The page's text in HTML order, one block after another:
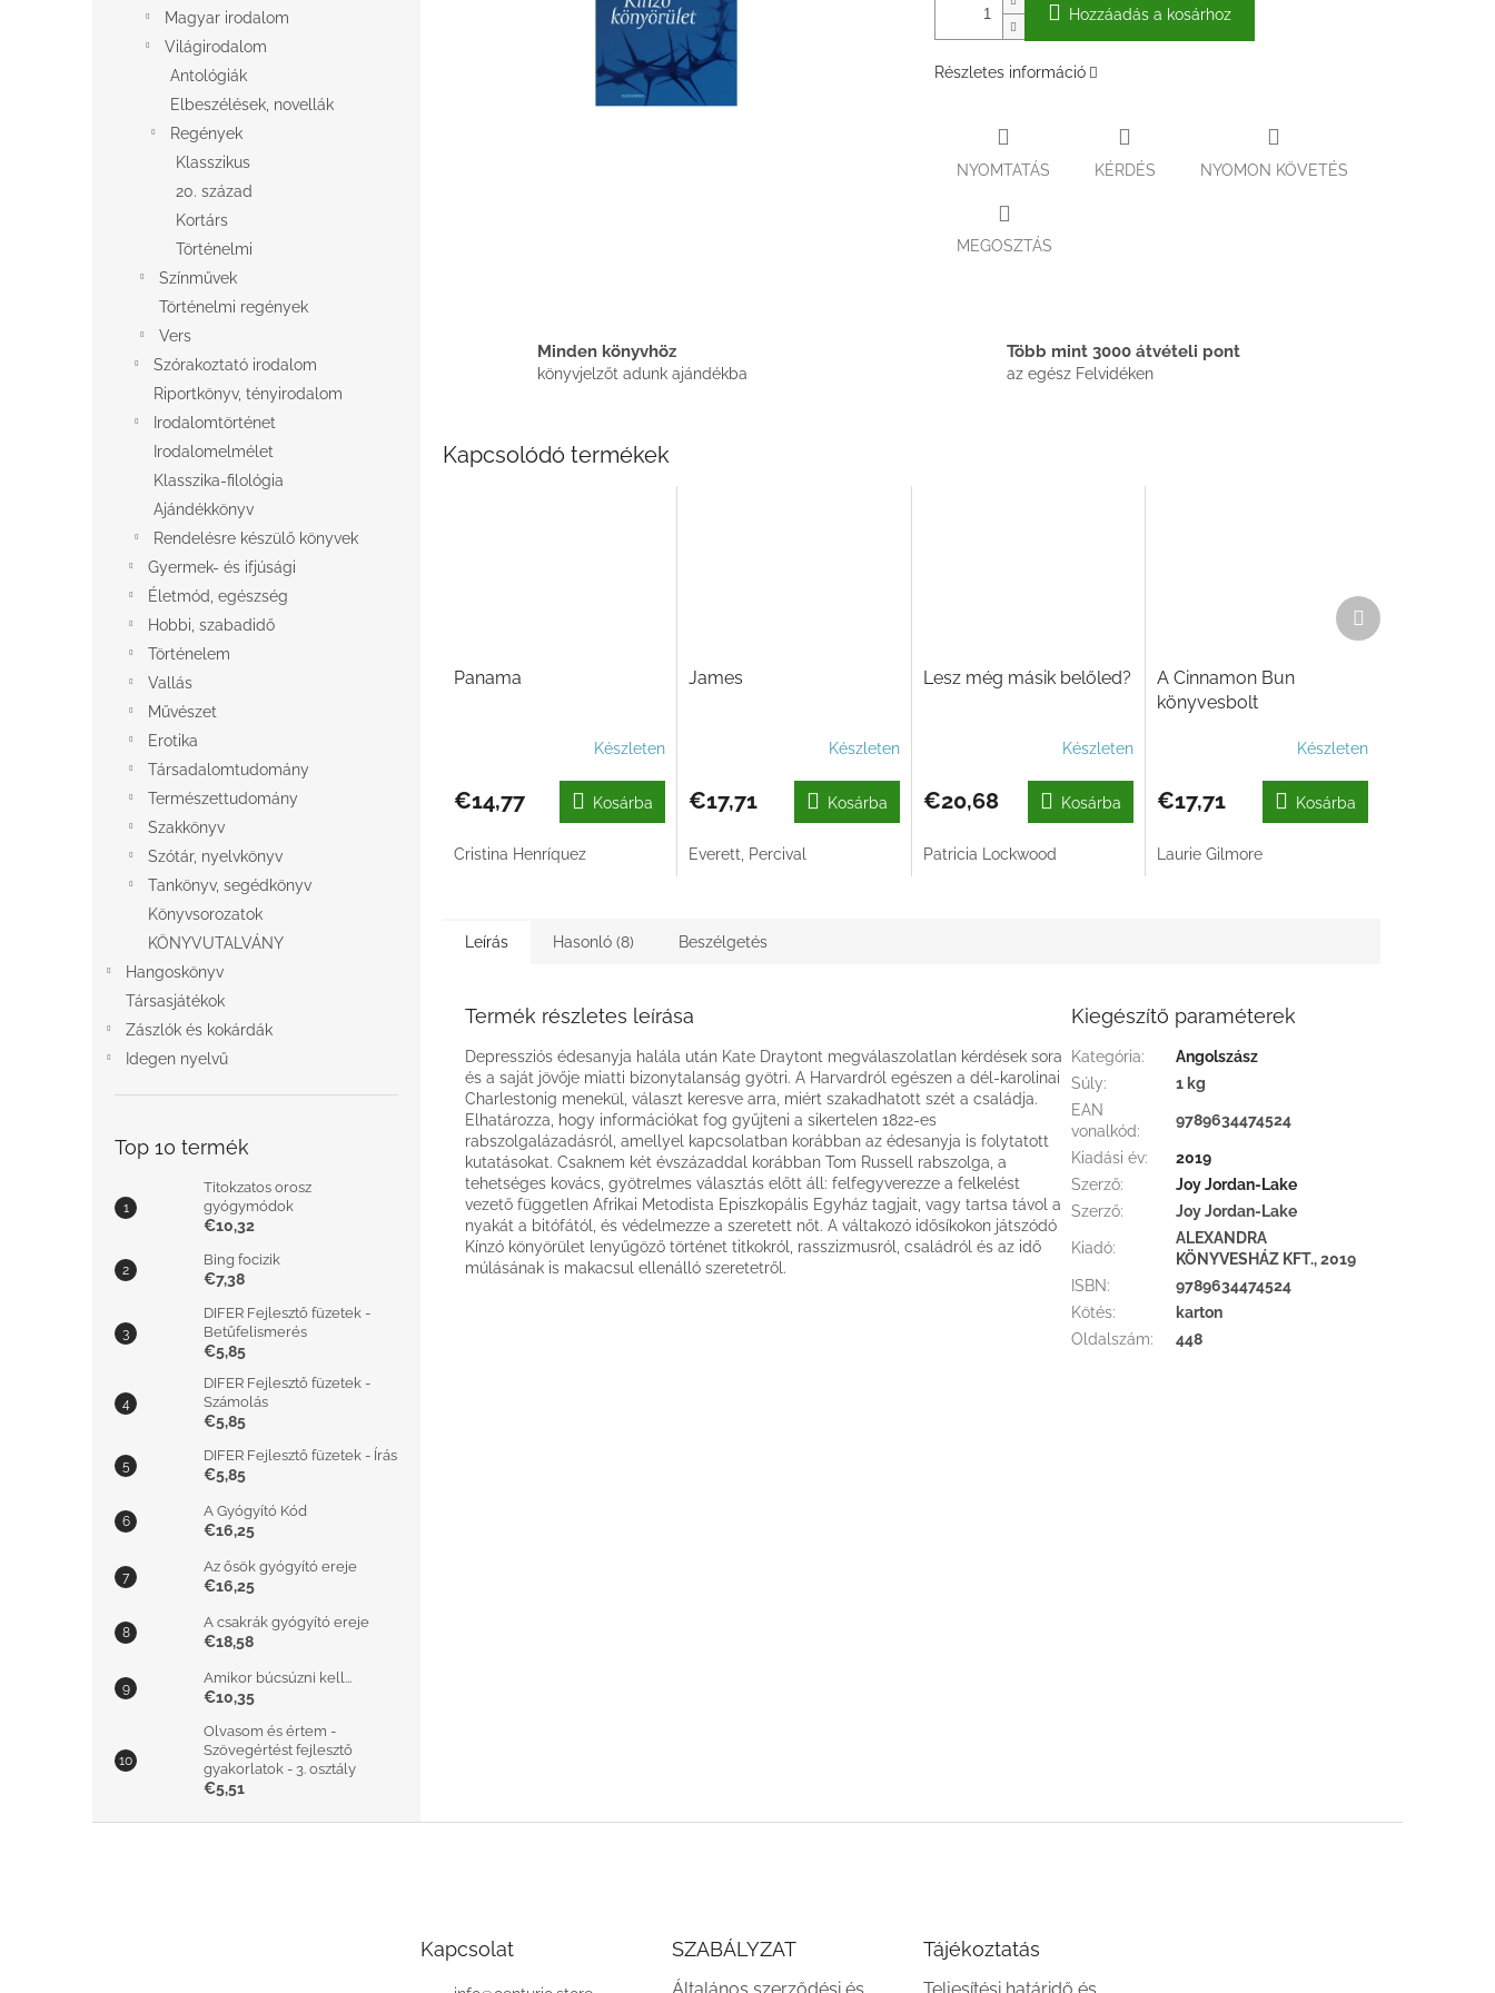
Magyar irodalom
Világirodalom
Antológiák
Elbeszélések, novellák
Regények
Klasszikus
20. század
Kortárs
Történelmi
Színművek
Történelmi regények
Vers
Szórakoztató irodalom
Riportkönyv, tényirodalom
Irodalomtörténet
Irodalomelmélet
Klasszika-filológia
Ajándékkönyv
Rendelésre készülő könyvek
Gyermek- és ifjúsági
Életmód, egészség
Hobbi, szabadidő
Történelem
Vallás
Művészet
Erotika
Társadalomtudomány
Természettudomány
Szakkönyv
Szótár, nyelvkönyv
Tankönyv, segédkönyv
Könyvsorozatok
KÖNYVUTALVÁNY
Hangoskönyv
Társasjátékok
Zászlók és kokárdák
Idegen nyelvű
Top 10 termék
Titokzatos orosz
gyógymódok
€10,32
Bing focizik
€7,38
DIFER Fejlesztő füzetek -
Betűfelismerés
€5,85
DIFER Fejlesztő füzetek -
Számolás
€5,85
DIFER Fejlesztő füzetek - Írás
€5,85
A Gyógyító Kód
€16,25
Az ősök gyógyító ereje
€16,25
A csakrák gyógyító ereje
€18,58
Amikor búcsúzni kell...
€10,35
Olvasom és értem -
Szövegértést fejlesztő
gyakorlatok - 3. osztály
€5,51
Hozzáadás a kosárhoz
Részletes információ
NYOMTATÁS KÉRDÉS NYOMON KÖVETÉS
MEGOSZTÁS
Minden könyvhöz
könyvjelzőt adunk ajándékba
Több mint 3000 átvételi pont
az egész Felvidéken
Kapcsolódó termékek
Panama
Készleten
€14,77 Kosárba
Cristina Henríquez
James
Készleten
€17,71 Kosárba
Everett, Percival
Lesz még másik belőled?
Készleten
€20,68 Kosárba
Patricia Lockwood
A Cinnamon Bun
könyvesbolt
Készleten
€17,71 Kosárba
Laurie Gilmore
Következő
termék
Leírás Hasonló (8) Beszélgetés
Termék részletes leírása
Depressziós édesanyja halála után Kate Draytont megválaszolatlan kérdések sora
és a saját jövője miatti bizonytalanság gyötri. A Harvardról egészen a dél-karolinai
Charlestonig menekül, választ keresve arra, miért szakadhatott szét a családja.
Elhatározza, hogy információkat fog gyűjteni a sikertelen 1822-es
rabszolgalázadásról, amellyel kapcsolatban korábban az édesanyja is folytatott
kutatásokat. Csaknem két évszázaddal korábban Tom Russell rabszolga, a
tehetséges kovács, gyötrelmes választás előtt áll: felfegyverezze a felkelést
vezető független Afrikai Metodista Episzkopális Egyház tagjait, vagy tartsa távol a
nyakát a bitófától, és védelmezze a szeretett nőt. A váltakozó idősíkokon játszódó
Kínzó könyörület lenyűgöző történet titkokról, rasszizmusról, családról és az idő
múlásának is makacsul ellenálló szeretetről.
Kiegészítő paraméterek
Kategória:
Angolszász
Súly:
1 kg
EAN
vonalkód:
9789634474524
Kiadási év:
2019
Szerző:
Joy Jordan-Lake
Szerző: Joy Jordan-Lake
Kiadó:
ALEXANDRA
KÖNYVESHÁZ KFT., 2019
ISBN:
9789634474524
Kötés:
karton
Oldalszám: 448
Kapcsolat SZABÁLYZAT Tájékoztatás